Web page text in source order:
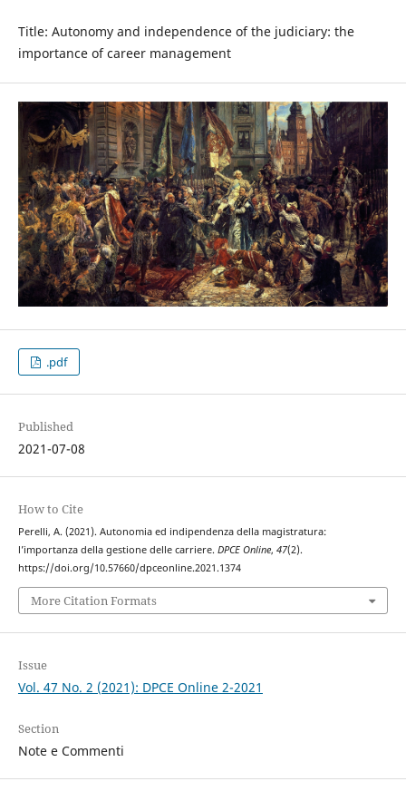
Title: Autonomy and independence of the judiciary: the
importance of career management
.pdf
Published
2021-07-08
How to Cite
Perelli, A. (2021). Autonomia ed indipendenza della magistratura:
l’importanza della gestione delle carriere. DPCE Online, 47(2).
https://doi.org/10.57660/dpceonline.2021.1374
More Citation Formats
Issue
Vol. 47 No. 2 (2021): DPCE Online 2-2021
Section
Note e Commenti